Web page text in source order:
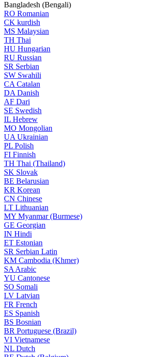
Bangladesh (Bengali)
RO Romanian
CK kurdish
MS Malaysian
TH Thai
HU Hungarian
RU Russian
SR Serbian
SW Swahili
CA Catalan
DA Danish
AF Dari
SE Swedish
IL Hebrew
MO Mongolian
UA Ukrainian
PL Polish
FI Finnish
TH Thai (Thailand)
SK Slovak
BE Belarusian
KR Korean
CN Chinese
LT Lithuanian
MY Myanmar (Burmese)
GE Georgian
IN Hindi
ET Estonian
SR Serbian Latin
KM Cambodia (Khmer)
SA Arabic
YU Cantonese
SO Somali
LV Latvian
FR French
ES Spanish
BS Bosnian
BR Portuguese (Brazil)
VI Vietnamese
NL Dutch